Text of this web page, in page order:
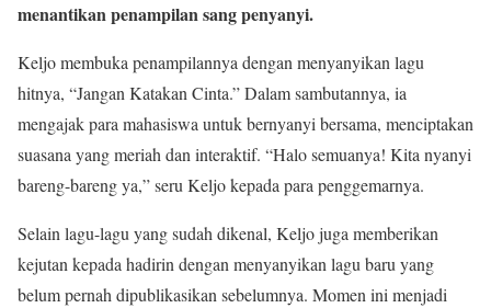
menantikan penampilan sang penyanyi.
Keljo membuka penampilannya dengan menyanyikan lagu
hitnya, “Jangan Katakan Cinta.” Dalam sambutannya, ia
mengajak para mahasiswa untuk bernyanyi bersama, menciptakan
suasana yang meriah dan interaktif. “Halo semuanya! Kita nyanyi
bareng-bareng ya,” seru Keljo kepada para penggemarnya.
Selain lagu-lagu yang sudah dikenal, Keljo juga memberikan
kejutan kepada hadirin dengan menyanyikan lagu baru yang
belum pernah dipublikasikan sebelumnya. Momen ini menjadi